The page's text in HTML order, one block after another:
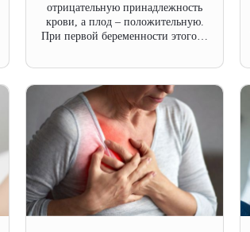
отрицательную принадлежность
крови, а плод – положительную.
При первой беременности этого…